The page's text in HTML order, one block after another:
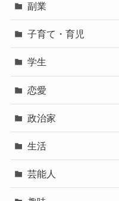
副業
子育て・育児
学生
恋愛
政治家
生活
芸能人